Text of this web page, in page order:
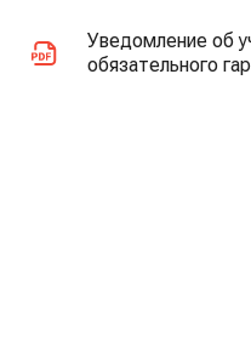
фонд
применения с
Уведомление об
обязательного